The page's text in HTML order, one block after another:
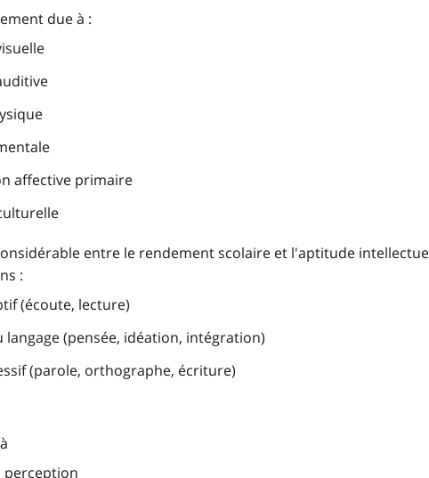
due à :
affective primaire
entre le rendement scolaire et l'aptitude
:
(écoute, lecture)
(pensée, idéation, intégration)
(parole, orthographe, écriture)
perception